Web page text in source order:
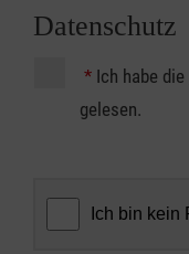
Datenschutz
* Ich habe die
gelesen.